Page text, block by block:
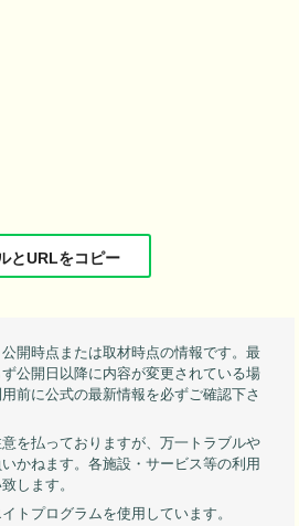
とURLをコピー
開時点または取材時点の情報です。最
公開日以降に内容が変更されている場
前に公式の最新情報を必ずご確認下さ
を払っておりますが、万一トラブルや
かねます。各施設・サービス等の利用
します。
トプログラムを使用しています。